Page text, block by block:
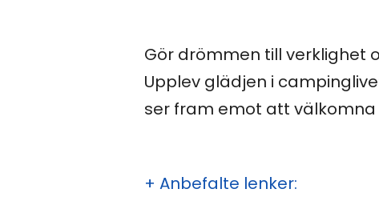
Gör drömmen till verklighet
Upplev glädjen i
ser fram emot att välkomna
+ Anbefalte lenker: